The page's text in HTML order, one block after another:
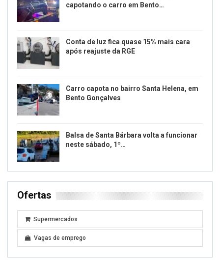
capotando o carro em Bento…
Conta de luz fica quase 15% mais cara
após reajuste da RGE
Carro capota no bairro Santa Helena, em
Bento Gonçalves
Balsa de Santa Bárbara volta a funcionar
neste sábado, 1º…
Ofertas
Supermercados
Vagas de emprego